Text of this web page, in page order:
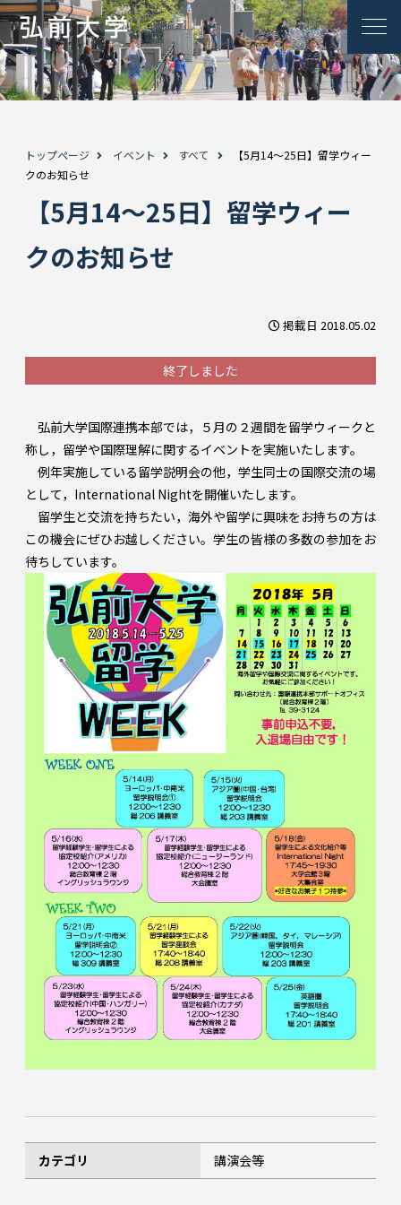
トップページ イベント すべて
【5月14～25日】留学ウィー
クのお知らせ
【5月14～25日】留学ウィー
クのお知らせ
掲載日 2018.05.02
終了しました
弘前大学国際連携本部では，５月の２週間を留学ウィークと
称し，留学や国際理解に関するイベントを実施いたします。
例年実施している留学説明会の他，学生同士の国際交流の場
として，International Nightを開催いたします。
留学生と交流を持ちたい，海外や留学に興味をお持ちの方は
この機会にぜひお越しください。学生の皆様の多数の参加をお
待ちしています。
カテゴリ 講演会等